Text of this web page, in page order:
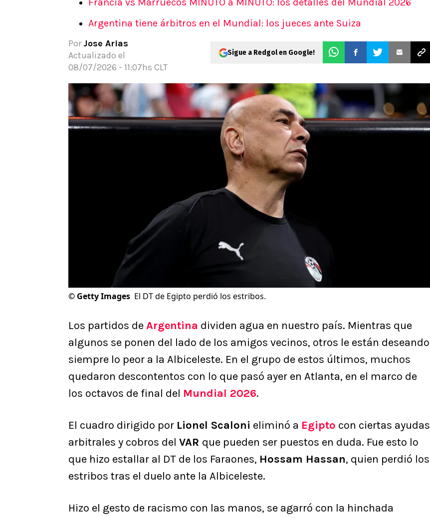
Pronósticos
Apuestas Mundial 2026
Argentina tiene árbitros en el Mundial: los jueces ante Suiza
Por Jose Arias
Actualizado el
08/07/2026 - 11:07hs CLT
Sigue a Redgol en Google!
© Getty Images El DT de Egipto perdió los estribos.
Los partidos deArgentina dividen agua en nuestro país. Mientras que
algunos se ponen del lado de los amigos vecinos, otros le están deseando
siempre lo peor a la Albiceleste. En el grupo de estos últimos, muchos
quedaron descontentos con lo que pasó ayer en Atlanta, en el marco de
los octavos de final del Mundial 2026.
El cuadro dirigido por Lionel Scaloni eliminó a Egipto con ciertas ayudas
arbitrales y cobros del VAR que pueden ser puestos en duda. Fue esto lo
que hizo estallar al DT de los Faraones, Hossam Hassan, quien perdió los
estribos tras el duelo ante la Albiceleste.
Hizo el gesto de racismo con las manos, se agarró con la hinchada